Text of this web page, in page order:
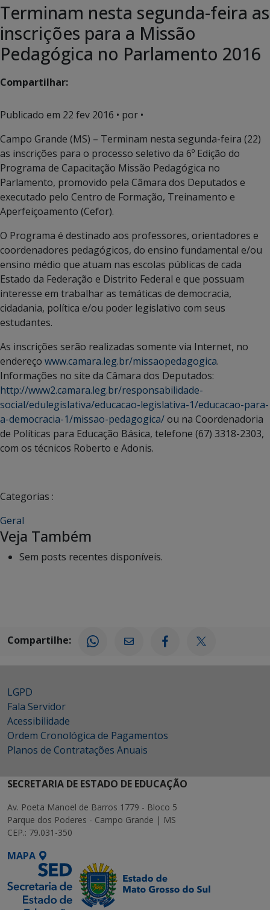
Terminam nesta segunda-feira as
inscrições para a Missão
Pedagógica no Parlamento 2016
Compartilhar:
Publicado em 22 fev 2016 • por •
Campo Grande (MS) – Terminam nesta segunda-feira (22)
as inscrições para o processo seletivo da 6º Edição do
Programa de Capacitação Missão Pedagógica no
Parlamento, promovido pela Câmara dos Deputados e
executado pelo Centro de Formação, Treinamento e
Aperfeiçoamento (Cefor).
O Programa é destinado aos professores, orientadores e
coordenadores pedagógicos, do ensino fundamental e/ou
ensino médio que atuam nas escolas públicas de cada
Estado da Federação e Distrito Federal e que possuam
interesse em trabalhar as temáticas de democracia,
cidadania, política e/ou poder legislativo com seus
estudantes.
As inscrições serão realizadas somente via Internet, no
endereço www.camara.leg.br/missaopedagogica.
Informações no site da Câmara dos Deputados:
http://www2.camara.leg.br/responsabilidade-
social/edulegislativa/educacao-legislativa-1/educacao-para-
a-democracia-1/missao-pedagogica/ou na Coordenadoria
de Políticas para Educação Básica, telefone (67) 3318-2303,
com os técnicos Roberto e Adonis.
Categorias :
Geral
Veja Também
Sem posts recentes disponíveis.
Compartilhe:
LGPD
Fala Servidor
Acessibilidade
Ordem Cronológica de Pagamentos
Planos de Contratações Anuais
SECRETARIA DE ESTADO DE EDUCAÇÃO
Av. Poeta Manoel de Barros 1779 - Bloco 5
Parque dos Poderes - Campo Grande | MS
CEP.: 79.031-350
MAPA